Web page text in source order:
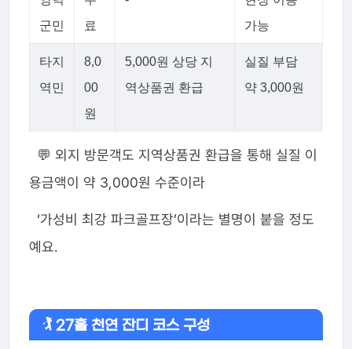
군민
료
가능
타지
역민
8,0
00
원
5,000원 상당 지
역상품권 환급
실질 부담
약 3,000원
💬 외지 방문객도 지역상품권 환급을 통해 실질 이
용금액이 약 3,000원 수준이라
‘가성비 최강 파크골프장’이라는 별명이 붙을 정도
예요.
🏌️ 27홀 천연 잔디 코스 구성